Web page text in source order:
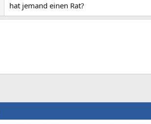
hat jemand einen Rat?